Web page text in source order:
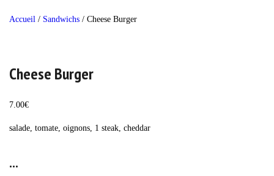
Accueil / Sandwichs / Cheese Burger
Cheese Burger
7.00€
salade, tomate, oignons, 1 steak, cheddar
...